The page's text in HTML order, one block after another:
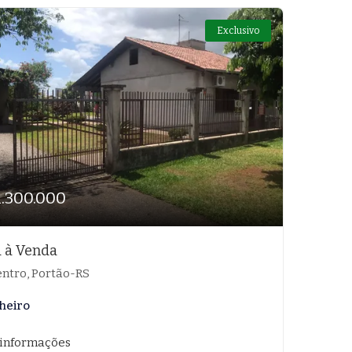
Exclusivo
à Venda
Portão-RS